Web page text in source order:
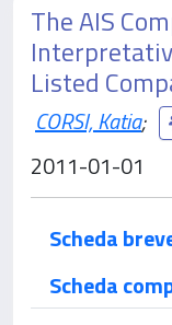
The AIS
Listed
CORSI, Katia;
2011-01-01
Scheda
Scheda